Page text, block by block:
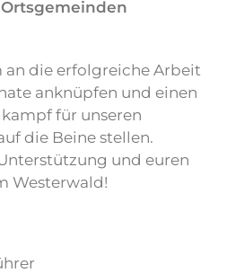
an die erfolgreiche Arbeit
anknüpfen und einen
für unseren
die Beine stellen.
und euren
Westerwald!